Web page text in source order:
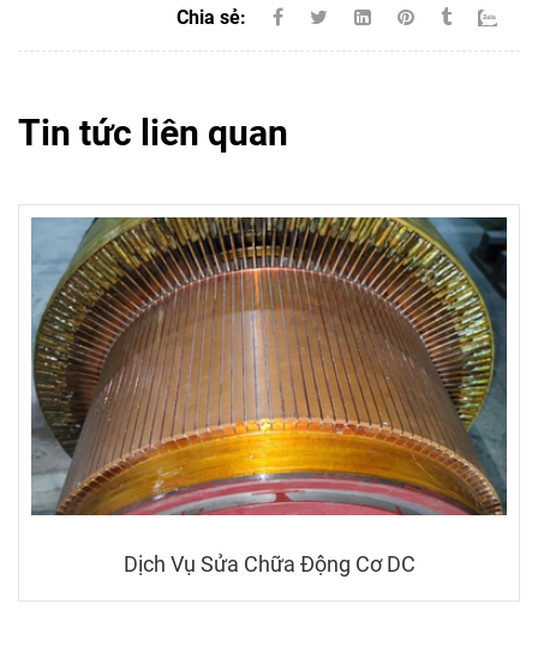
Chia sẻ:
Tin tức liên quan
Dịch Vụ Sửa Chữa Động Cơ DC